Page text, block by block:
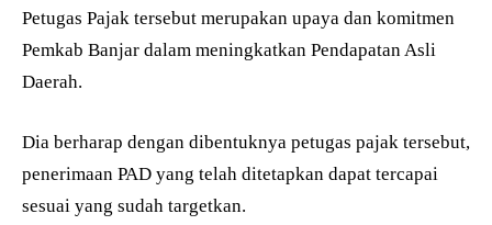
Petugas Pajak tersebut merupakan upaya dan komitmen
Pemkab Banjar dalam meningkatkan Pendapatan Asli
Daerah.
Dia berharap dengan dibentuknya petugas pajak tersebut,
penerimaan PAD yang telah ditetapkan dapat tercapai
sesuai yang sudah targetkan.